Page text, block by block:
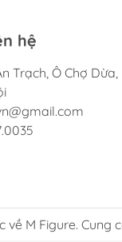
hệ
Trạch, Ô Chợ Dừa,
về M Figure. Cung